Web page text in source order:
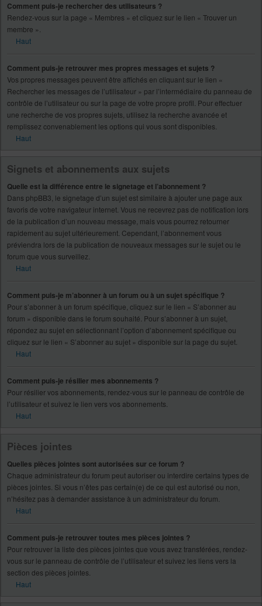
Comment puis-je rechercher des utilisateurs ?
Rendez-vous sur la page « Membres » et cliquez sur le lien « Trouver un
membre ».
Haut
Comment puis-je retrouver mes propres messages et sujets ?
Vos propres messages peuvent être affichés en cliquant sur le lien «
Rechercher les messages de l’utilisateur » par l’intermédiaire du panneau de
contrôle de l’utilisateur ou sur la page de votre propre profil. Pour effectuer
une recherche de vos propres sujets, utilisez la recherche avancée et
remplissez convenablement les options qui vous sont disponibles.
Haut
Signets et abonnements aux sujets
Quelle est la différence entre le signetage et l’abonnement ?
Dans phpBB3, le signetage d’un sujet est similaire à ajouter une page aux
favoris de votre navigateur internet. Vous ne recevrez pas de notification lors
de la publication d’un nouveau message, mais vous pourrez retourner
rapidement au sujet ultérieurement. Cependant, l’abonnement vous
préviendra lors de la publication de nouveaux messages sur le sujet ou le
forum que vous surveillez.
Haut
Comment puis-je m’abonner à un forum ou à un sujet spécifique ?
Pour s’abonner à un forum spécifique, cliquez sur le lien « S’abonner au
forum » disponible dans le forum souhaité. Pour s’abonner à un sujet,
répondez au sujet en sélectionnant l’option d’abonnement spécifique ou
cliquez sur le lien « S’abonner au sujet » disponible sur la page du sujet.
Haut
Comment puis-je résilier mes abonnements ?
Pour résilier vos abonnements, rendez-vous sur le panneau de contrôle de
l’utilisateur et suivez le lien vers vos abonnements.
Haut
Pièces jointes
Quelles pièces jointes sont autorisées sur ce forum ?
Chaque administrateur du forum peut autoriser ou interdire certains types de
pièces jointes. Si vous n’êtes pas certain(e) de ce qui est autorisé ou non,
n’hésitez pas à demander assistance à un administrateur du forum.
Haut
Comment puis-je retrouver toutes mes pièces jointes ?
Pour retrouver la liste des pièces jointes que vous avez transférées, rendez-
vous sur le panneau de contrôle de l’utilisateur et suivez les liens vers la
section des pièces jointes.
Haut